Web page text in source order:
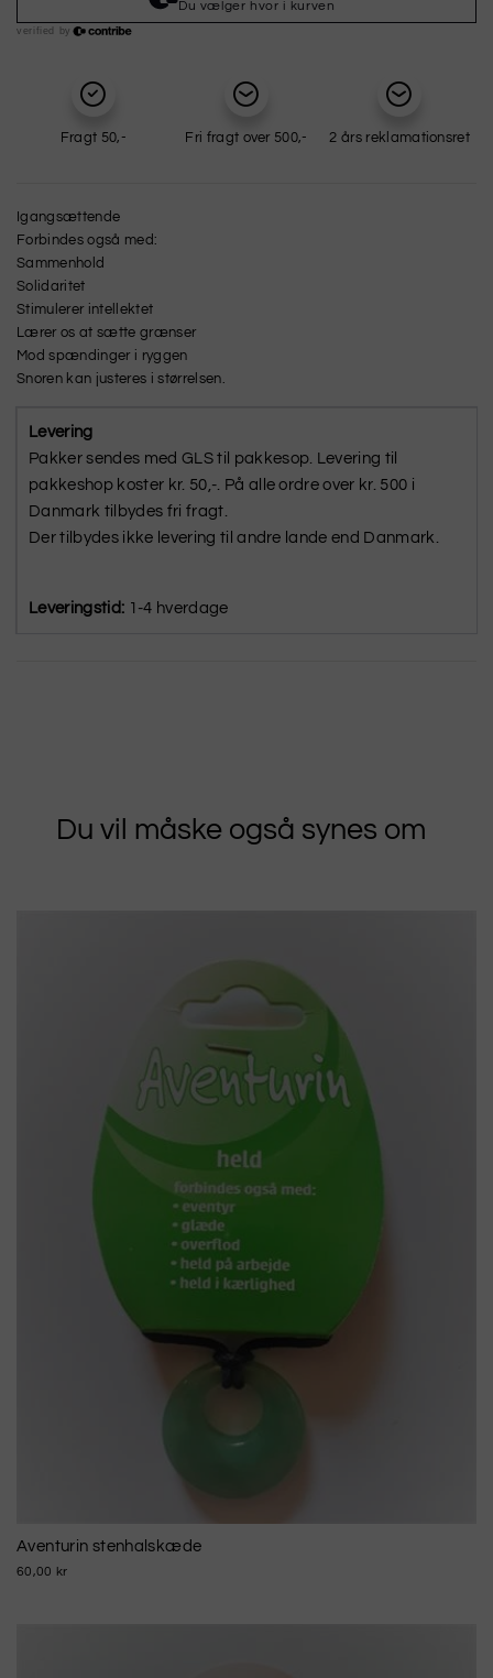
Fragt 50,- Fri fragt over 500,- 2 års reklamationsret
Igangsættende
Forbindes også med:
Sammenhold
Solidaritet
Stimulerer intellektet
Lærer os at sætte grænser
Mod spændinger i ryggen
Snoren kan justeres i størrelsen.
Levering
Pakker sendes med GLS til pakkesop. Levering til
pakkeshop koster kr. 50,-. På alle ordre over kr. 500 i
Danmark tilbydes fri fragt.
Der tilbydes ikke levering til andre lande end Danmark.
Leveringstid: 1-4 hverdage
Du vil måske også synes om
Aventurin stenhalskæde
60,00 kr